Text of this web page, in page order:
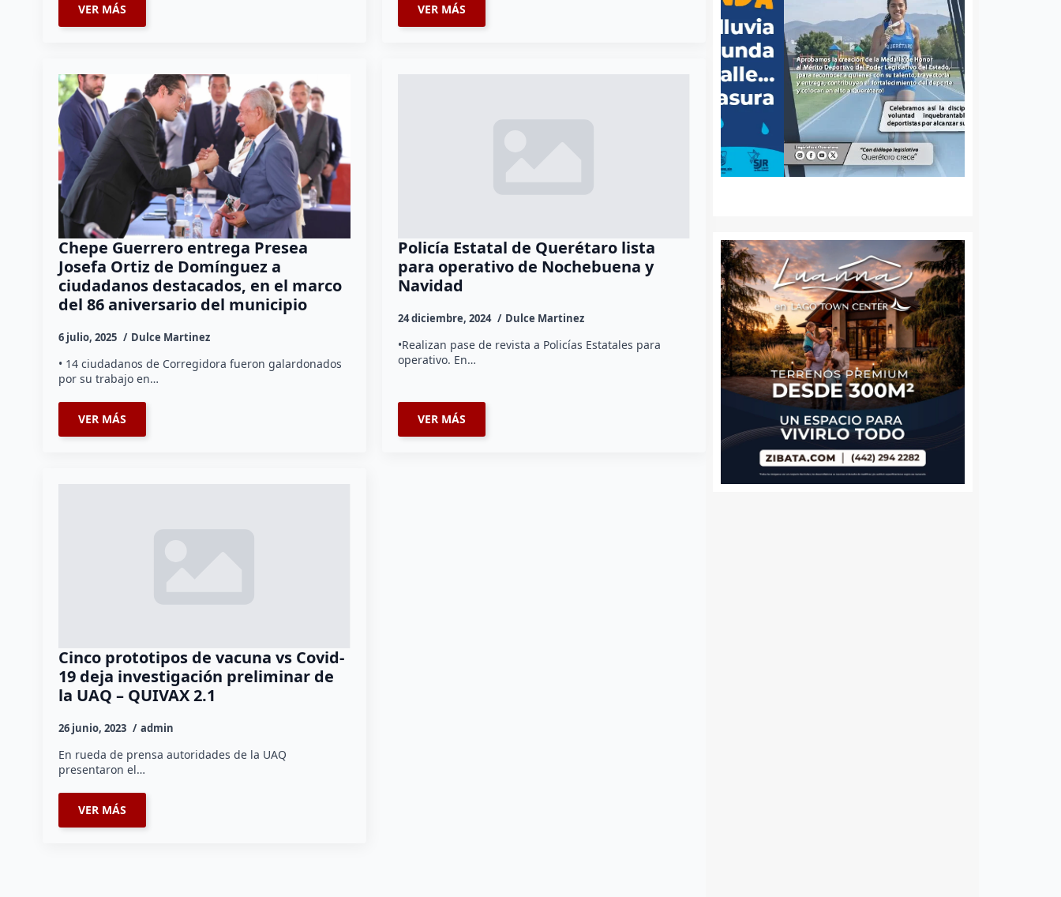
VER MÁS VER MÁS
Chepe Guerrero entrega Presea
Josefa Ortiz de Domínguez a
ciudadanos destacados, en el marco
del 86 aniversario del municipio
6 julio, 2025 Dulce Martinez
• 14 ciudadanos de Corregidora fueron galardonados
por su trabajo en…
VER MÁS
Policía Estatal de Querétaro lista
para operativo de Nochebuena y
Navidad
24 diciembre, 2024 Dulce Martinez
•Realizan pase de revista a Policías Estatales para
operativo. En…
VER MÁS
Cinco prototipos de vacuna vs Covid-
19 deja investigación preliminar de
la UAQ – QUIVAX 2.1
26 junio, 2023 admin
En rueda de prensa autoridades de la UAQ
presentaron el…
VER MÁS